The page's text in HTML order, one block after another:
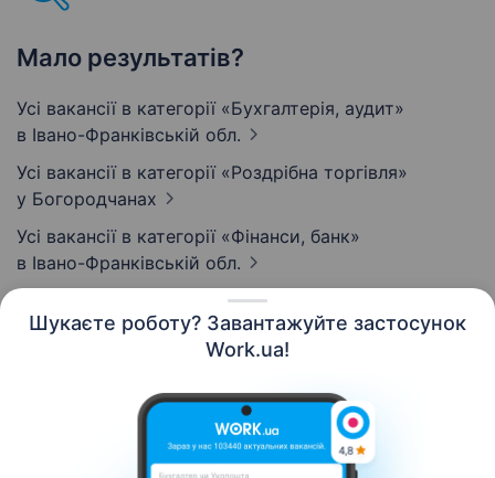
Шукаєте роботу? Завантажуйте застосунок
Work.ua!
Мало результатів?
Усі вакансії в категорії «Бухгалтерія, аудит»
в Івано-Франківській обл.
Усі вакансії в категорії «Роздрібна торгівля»
у Богородчанах
Усі вакансії в категорії «Фінанси, банк»
в Івано-Франківській обл.